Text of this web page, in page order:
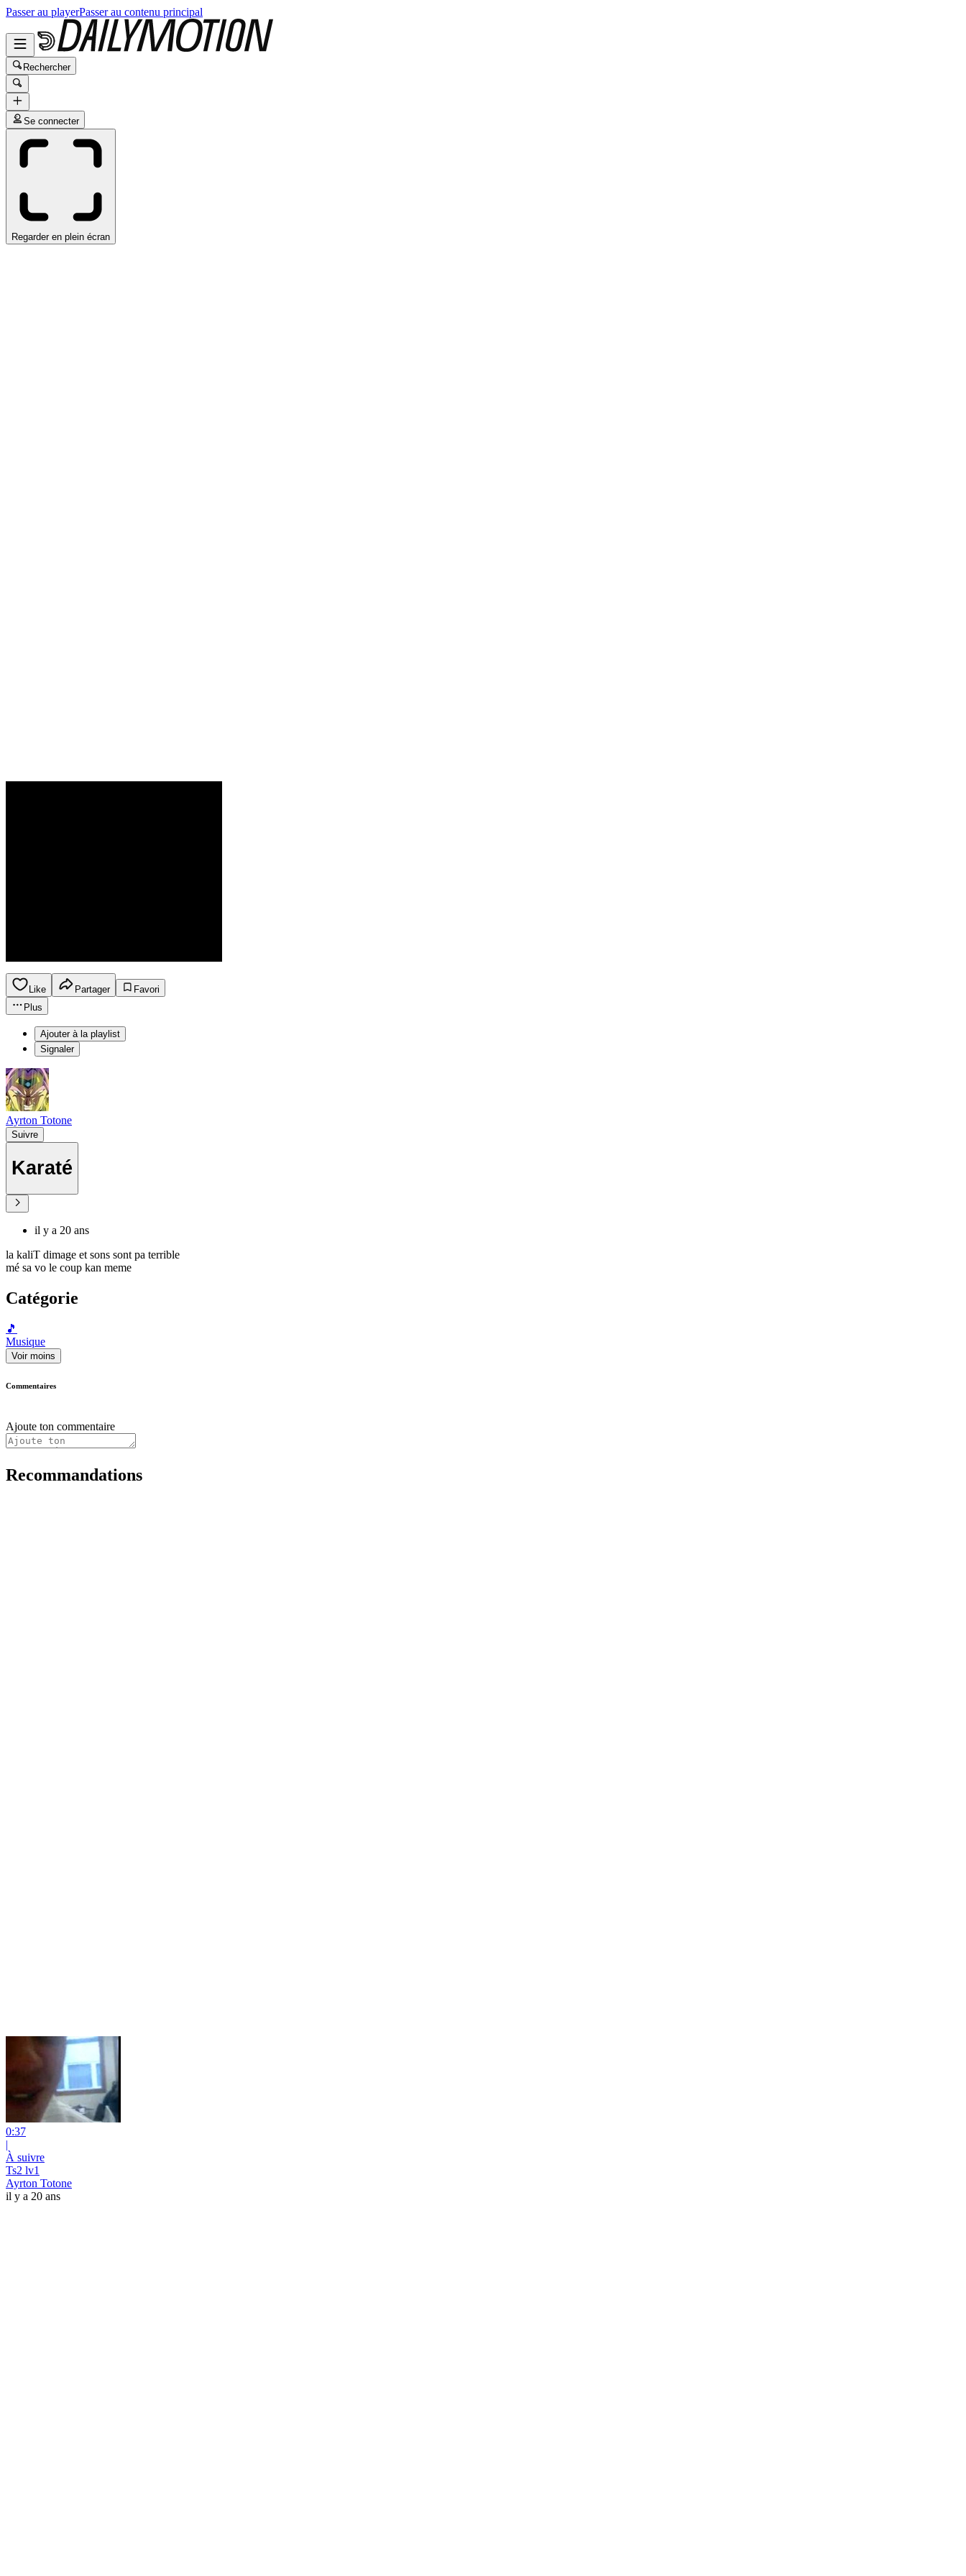
Passer au playerPasser au contenu principal
Rechercher
Se connecter
Regarder en plein écran
Like Partager
Favori
Plus
Ajouter à la playlist
Signaler
Ayrton Totone
Suivre
Karaté
il y a 20 ans
la kaliT dimage et sons sont pa terrible
mé sa vo le coup kan meme
Catégorie
🎵
Musique
Voir moins
Commentaires
Ajoute ton commentaire
Recommandations
0:37
|
À suivre
Ts2 lv1
Ayrton Totone
il y a 20 ans